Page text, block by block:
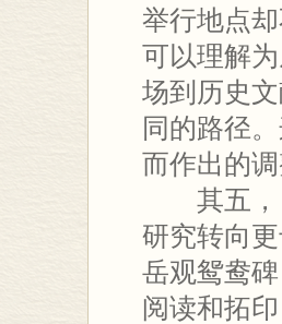
举行地点
可以理解
场到历史
同的路径
而作出的
其五，《
研究转向
岳观鸳鸯
阅读和拓